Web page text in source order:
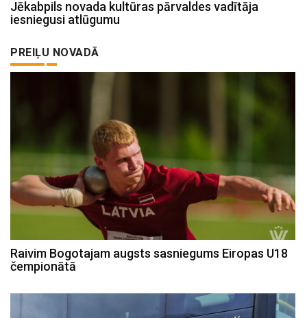
Jēkabpils novada kultūras pārvaldes vadītāja
iesniegusi atlūgumu
PREIĻU NOVADĀ
Raivim Bogotajam augsts sasniegums Eiropas U18
čempionātā